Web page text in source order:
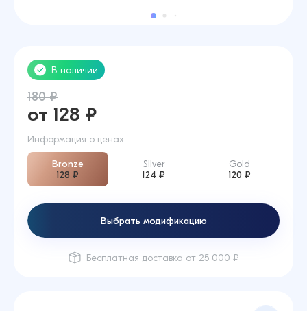
В наличии
180 ₽
от 128 ₽
Информация о ценах:
Bronze
128 ₽
Silver
124 ₽
Gold
120 ₽
Выбрать модификацию
Бесплатная доставка от 25 000 ₽